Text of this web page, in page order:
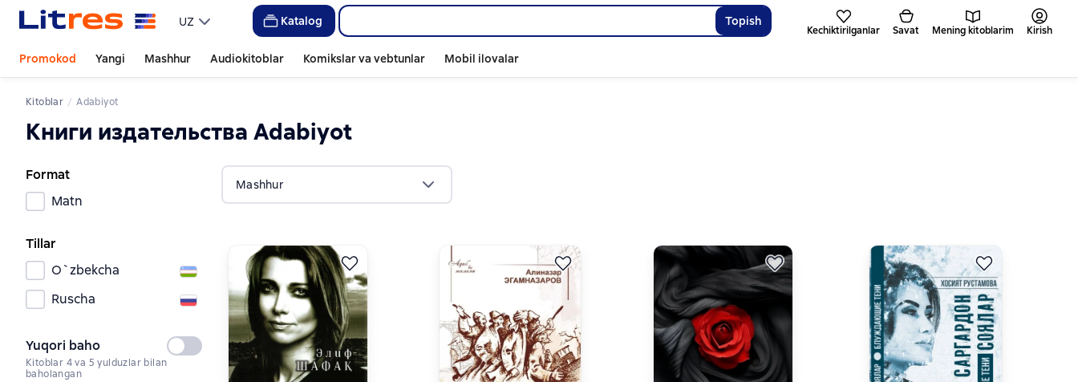
UZ Katalog Topish
Kechiktirilganlar Savat Mening kitoblarim Kirish
Promokod Yangi Mashhur Audiokitoblar Komikslar va vebtunlar Mobil ilovalar
Kitoblar Adabiyot
Книги издательства Adabiyot
Format
Matn
Tillar
O`zbekcha
Ruscha
Yuqori baho Tanlanmagan
Kitoblar 4 va 5 yulduzlar bilan
baholangan
Mashhur